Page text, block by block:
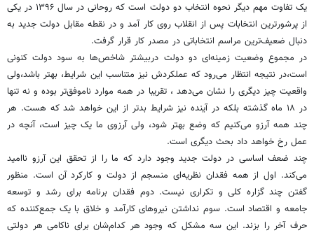
یک تفاوت مهم دیگر نحوه انتخاب دو دولت است که روحانی در سال ۱۳۹۶ در یکی
از پرشورترین انتخابات پس از انقلاب روی کار آمد و در نقطه مقابل دولت جدید به
دنبال ضعیف‌ترین مراسم انتخاباتی در مصدر کار قرار گرفت.
در مجموع وضعیت زمینه‌ای دو دولت دربیشتر شاخص‌ها به سود دولت کنونی
است،در نتیجه انتظار می‌رود که عملکردش نیز متناسب این شرایط، بهتر باشد،ولی
واقعیت چیز دیگری را نشان می‌دهد ، تقریبا در همه موارد ناموفق‌تر بوده و نه تنها
در ۱۸ ماه گذشته بلکه در آینده نیز شرایط بدتر از این خواهد شد که هست. هر
چند همه آرزو می‌کنیم که وضع بهتر شود، ولی آرزوی ما یک چیز است، آنچه در
عمل رخ خواهد داد بحث دیگری است.
چند ضعف اساسی در دولت جدید وجود دارد که ما را از تحقق این آرزو ناامید
می‌کند. اول از همه فقدان نظریه‌ای منسجم از دولت و کارکرد آن است. منظور
گفتن چند گزاره کلی و تکراری نیست. دوم فقدان برنامه برای رشد و توسعه
جامعه و اقتصاد است. سوم نداشتن نیروهای کارآمد و خلاق با یک جمع‌کننده که
حرف آخر را بزند. این سه مشکل که وجود هر کدام‌شان برای ناکامی هر دولتی